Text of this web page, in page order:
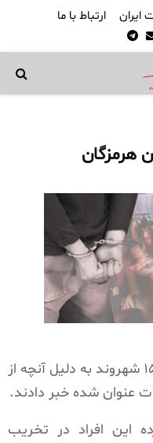
ایران ارتباط با ما
Email
Telegram
گزارشات منتشر شده از بازداشت ۱۵ شهروند به دلیل آنچه از
عنوان شده خبر دادند.
این افراد در تخریب